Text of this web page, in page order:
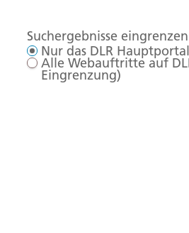
Suchergebnisse
Nur das DLR
Alle Webauftritte auf
Eingrenzung)